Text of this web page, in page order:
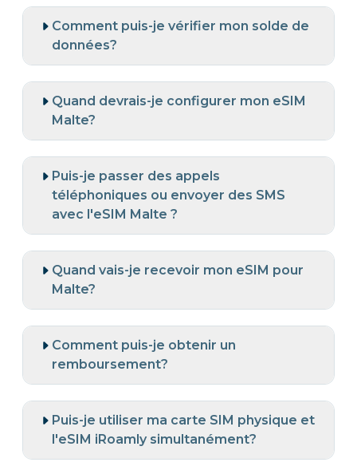
Comment puis-je vérifier mon solde de
données?
Quand devrais-je configurer mon eSIM
Malte?
Puis-je passer des appels
téléphoniques ou envoyer des SMS
avec l'eSIM Malte ?
Quand vais-je recevoir mon eSIM pour
Malte?
Comment puis-je obtenir un
remboursement?
Puis-je utiliser ma carte SIM physique et
l'eSIM iRoamly simultanément?